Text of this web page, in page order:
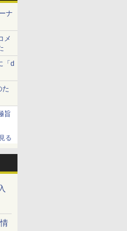
ナ
メ
「d
た
旨
る
コシヒ
もおい
グルモ
700ml
パクチ
ップ麺
ト機能
全国対
熱対応